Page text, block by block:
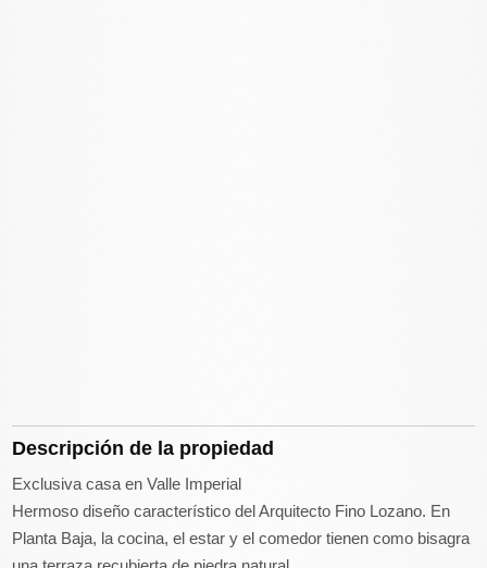
Descripción de la propiedad
Exclusiva casa en Valle Imperial
Hermoso diseño característico del Arquitecto Fino Lozano. En
Planta Baja, la cocina, el estar y el comedor tienen como bisagra